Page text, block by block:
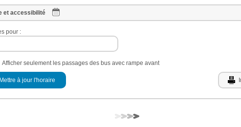
et accessibilité
pour :
Afficher seulement les passages des bus avec rampe avant
Mettre à jour l'horaire